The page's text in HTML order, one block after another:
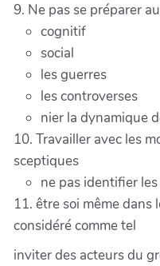
9. Ne pas se préparer
cognitif
social
les guerres
les controverses
nier la dynamique
10. Travailler avec les
sceptiques
ne pas identifier
11. être soi même
considéré comme tel
inviter des acteurs du